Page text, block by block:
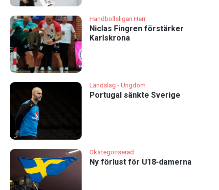
Handbollsligan Herr
Niclas Fingren förstärker
Karlskrona
Landslag - Ungdom
Portugal sänkte Sverige
Okategoriserad
Ny förlust för U18-damerna